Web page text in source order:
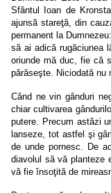
Sfântul Ioan de
ajunsă stareţă, din
permanent la
să ai adică rugăciunea
oriunde mă duc, fie că
părăseşte. Niciodată nu
Când ne vin gânduri
chiar cultivarea
putere. Precum astăzi
lanseze, tot astfel şi
de unde pornesc. De
diavolul să vă planteze
vă fie însoţită de